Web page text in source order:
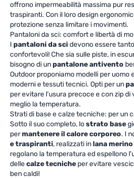
offrono impermeabilità massima pur
traspiranti. Con il loro design
protezione senza limitare i movimenti.
Pantaloni da sci: comfort e libertà di
I pantaloni da scidevono essere
confortevoli! Che sia sulle piste, in
bisogno di unpantalone antivento
Outdoor proponiamo modelli per uomo
moderni e tessuti tecnici. Opti per un
per evitare l'usura precoce e con zip di
meglio la temperatura.
Strati di base e calze tecniche: per un
Sotto il suo completo, lostrato base
permantenere il calore corporeo. I
e traspiranti, realizzati inlana merino
regolano la temperatura ed espellono
dellecalze tecniche per evitare
ben caldi!